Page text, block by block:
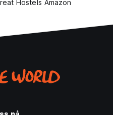
Hostels Amazon